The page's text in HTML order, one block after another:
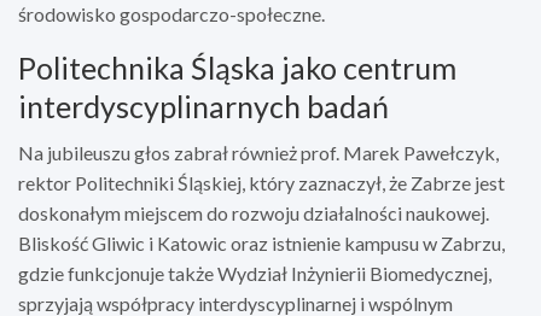
środowisko gospodarczo-społeczne.
Politechnika Śląska jako centrum
interdyscyplinarnych badań
Na jubileuszu głos zabrał również prof. Marek Pawełczyk,
rektor Politechniki Śląskiej, który zaznaczył, że Zabrze jest
doskonałym miejscem do rozwoju działalności naukowej.
Bliskość Gliwic i Katowic oraz istnienie kampusu w Zabrzu,
gdzie funkcjonuje także Wydział Inżynierii Biomedycznej,
sprzyjają współpracy interdyscyplinarnej i wspólnym